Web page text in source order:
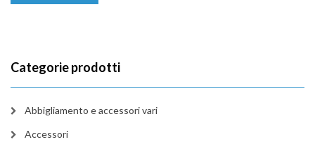
Categorie prodotti
Abbigliamento e accessori vari
Accessori